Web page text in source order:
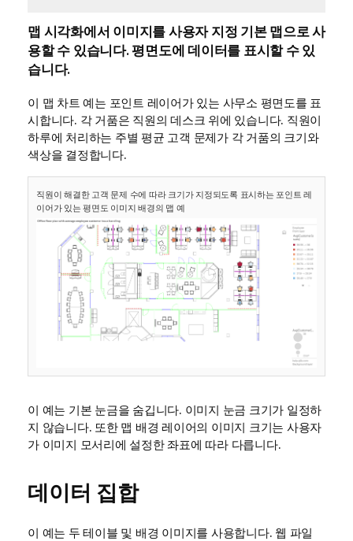
맵 시각화에서 이미지를 사용자 지정 기본 맵으로 사
용할 수 있습니다. 평면도에 데이터를 표시할 수 있
습니다.
이 맵 차트 예는 포인트 레이어가 있는 사무소 평면도를 표
시합니다. 각 거품은 직원의 데스크 위에 있습니다. 직원이
하루에 처리하는 주별 평균 고객 문제가 각 거품의 크기와
색상을 결정합니다.
직원이 해결한 고객 문제 수에 따라 크기가 지정되도록 표시하는 포인트 레
이어가 있는 평면도 이미지 배경의 맵 예
이 예는 기본 눈금을 숨깁니다. 이미지 눈금 크기가 일정하
지 않습니다. 또한 맵 배경 레이어의 이미지 크기는 사용자
가 이미지 모서리에 설정한 좌표에 따라 다릅니다.
데이터 집합
이 예는 두 테이블 및 배경 이미지를 사용합니다. 웹 파일